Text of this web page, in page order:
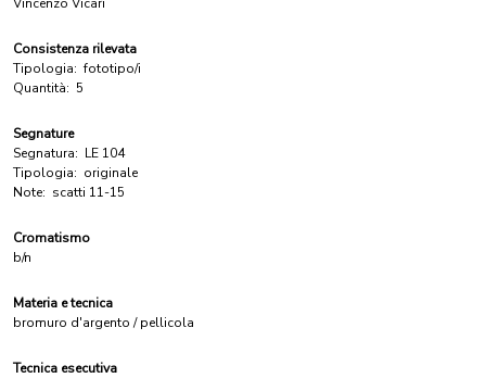
Consistenza rilevata
Tipologia: fototipo/i
Quantità: 5
Segnature
Segnatura: LE 104
Tipologia: originale
Note: scatti 11-15
Cromatismo
b/n
Materia e tecnica
bromuro d'argento / pellicola
Tecnica esecutiva